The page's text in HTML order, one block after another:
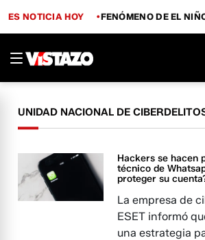
ES NOTICIA HOY FENÓMENO DE EL
UNIDAD NACIONAL DE
Hackers se hacen
técnico de
proteger su
La empresa de
ESET informó
una estrategia